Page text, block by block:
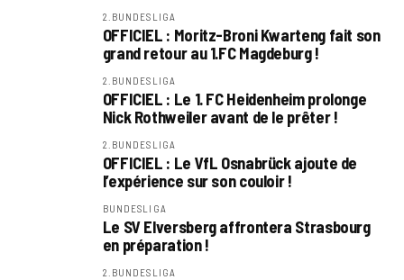
2.BUNDESLIGA
OFFICIEL : Moritz-Broni Kwarteng fait son
grand retour au 1.FC Magdeburg !
2.BUNDESLIGA
OFFICIEL : Le 1. FC Heidenheim prolonge
Nick Rothweiler avant de le prêter !
2.BUNDESLIGA
OFFICIEL : Le VfL Osnabrück ajoute de
l’expérience sur son couloir !
BUNDESLIGA
Le SV Elversberg affrontera Strasbourg
en préparation !
2.BUNDESLIGA